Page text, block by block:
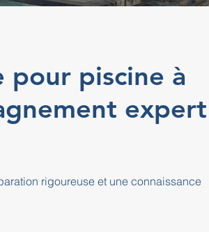
piscine à
expert
rigoureuse et une connaissance